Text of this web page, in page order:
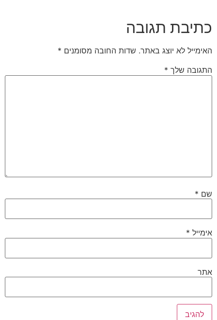
כתיבת תגובה
האימייל לא יוצג באתר. שדות החובה מסומנים *
התגובה שלך *
שם *
אימייל *
אתר